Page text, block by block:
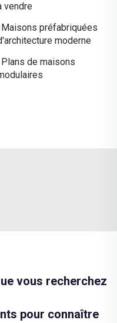
vendre
Maisons préfabriquées
moderne
Plans de maisons
vous recherchez
pour connaître